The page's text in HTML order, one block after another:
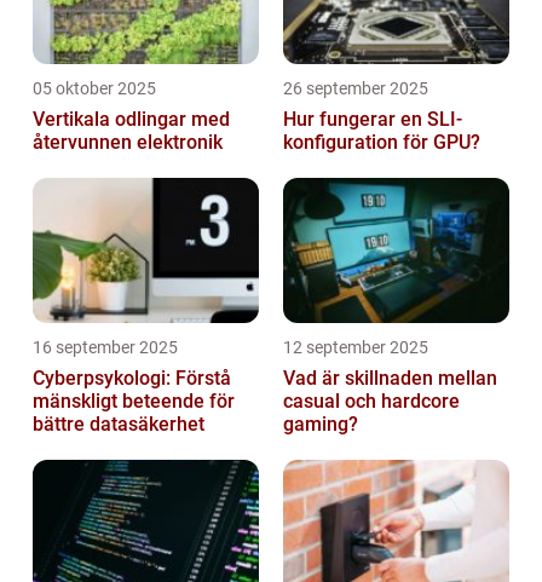
05 oktober 2025
Vertikala odlingar med
återvunnen elektronik
26 september 2025
Hur fungerar en SLI-
konfiguration för GPU?
16 september 2025
Cyberpsykologi: Förstå
mänskligt beteende för
bättre datasäkerhet
12 september 2025
Vad är skillnaden mellan
casual och hardcore
gaming?